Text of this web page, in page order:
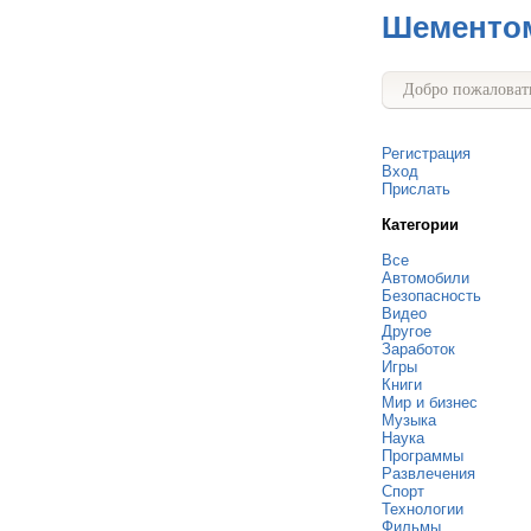
Добро
Регистрация
Вход
Прислать
Категории
Все
Автомобили
Безопасность
Видео
Другое
Заработок
Игры
Книги
Мир и бизнес
Музыка
Наука
Программы
Развлечения
Спорт
Технологии
Фильмы